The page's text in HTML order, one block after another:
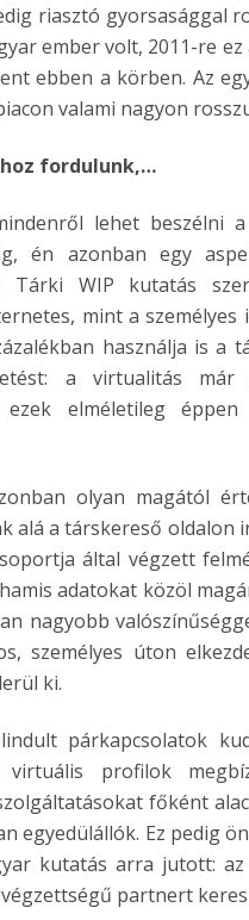
riasztó gyorsasággal
ember volt, 2011-re
ebben a körben. Az
valami nagyon
fordulunk,…
lehet beszélni
én azonban egy
Tárki WIP kutatás
mint a személyes
használja is a
a virtualitás
elméletileg
olyan magától
alá a társkereső oldalon
által végzett
adatokat közöl
nagyobb
személyes úton
ki.
párkapcsolatok
profilok
főként
egyedülállók. Ez pedig
kutatás arra jutott:
partnert